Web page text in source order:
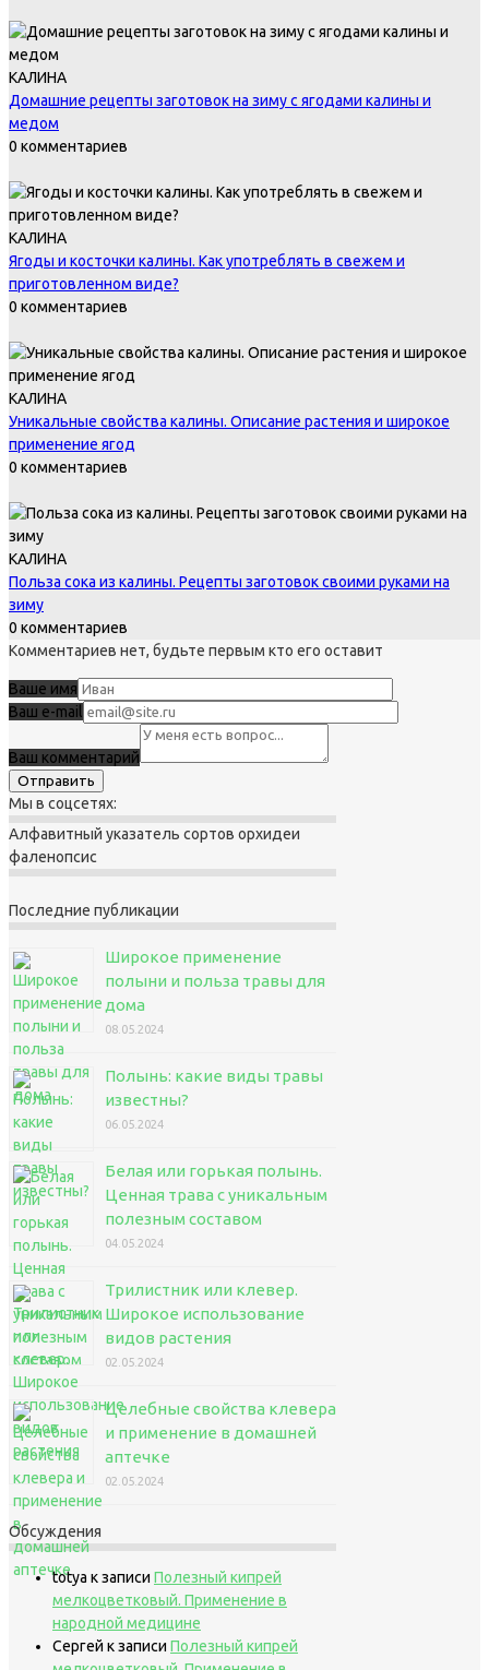
КАЛИНА
Домашние рецепты заготовок на зиму с ягодами калины и
медом
0 комментариев
КАЛИНА
Ягоды и косточки калины. Как употреблять в свежем и
приготовленном виде?
0 комментариев
КАЛИНА
Уникальные свойства калины. Описание растения и широкое
применение ягод
0 комментариев
КАЛИНА
Польза сока из калины. Рецепты заготовок своими руками на
зиму
0 комментариев
Комментариев нет, будьте первым кто его оставит
Ваше имя
Ваш e-mail
Ваш комментарий
Мы в соцсетях:
Алфавитный указатель сортов орхидеи
фаленопсис
Последние публикации
Широкое применение
полыни и польза травы для
дома
08.05.2024
Полынь: какие виды травы
известны?
06.05.2024
Белая или горькая полынь.
Ценная трава с уникальным
полезным составом
04.05.2024
Трилистник или клевер.
Широкое использование
видов растения
02.05.2024
Целебные свойства клевера
и применение в домашней
аптечке
02.05.2024
Обсуждения
totya к записи Полезный кипрей
мелкоцветковый. Применение в
народной медицине
Сергей к записи Полезный кипрей